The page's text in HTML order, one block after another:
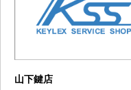
山下鍵店